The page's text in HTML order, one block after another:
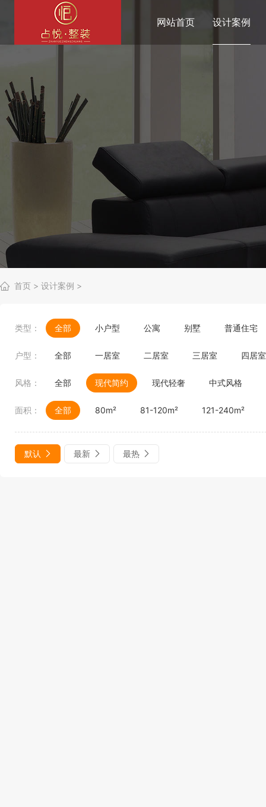
网站首页 设计案例
首页 > 设计案例 >
类型： 全部 小户型 公寓 别墅 普通住宅
户型： 全部 一居室 二居室 三居室 四居室
风格： 全部 现代简约 现代轻奢 中式风格
面积： 全部 80m² 81-120m² 121-240m²
默认 最新 最热